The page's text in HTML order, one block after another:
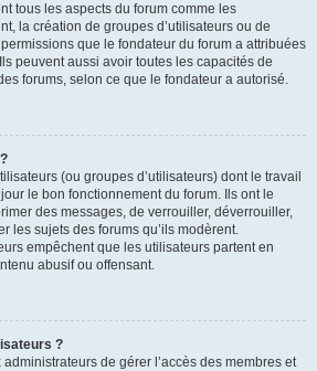
tous les aspects du forum comme les
la création de groupes d’utilisateurs ou de
que le fondateur du forum a attribuées
peuvent aussi avoir toutes les capacités de
forums, selon ce que le fondateur a autorisé.
(ou groupes d’utilisateurs) dont le travail
le bon fonctionnement du forum. Ils ont le
des messages, de verrouiller, déverrouiller,
les sujets des forums qu’ils modèrent.
empêchent que les utilisateurs partent en
abusif ou offensant.
?
de gérer l’accès des membres et